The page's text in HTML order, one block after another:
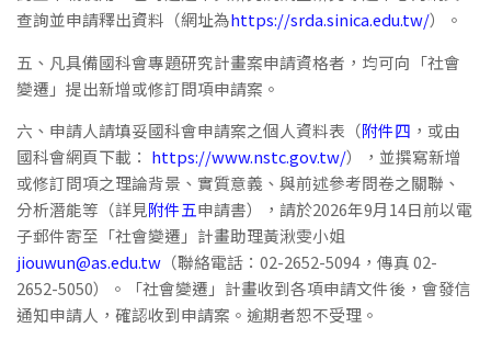
查詢並申請釋出資料（網址為https://srda.sinica.edu.tw/）。
五、凡具備國科會專題研究計畫案申請資格者，均可向「社會
變遷」提出新增或修訂問項申請案。
六、申請人請填妥國科會申請案之個人資料表（附件四 ，或由
國科會網頁下載： https://www.nstc.gov.tw/），並撰寫新增
或修訂問項之理論背景、實質意義、與前述參考問卷之關聯、
分析潛能等（詳見附件五申請書），請於2026年9月14日前以電
子郵件寄至「社會變遷」計畫助理黃湫雯小姐
jiouwun@as.edu.tw（聯絡電話：02-2652-5094，傳真 02-
2652-5050）。「社會變遷」計畫收到各項申請文件後，會發信
通知申請人，確認收到申請案。逾期者恕不受理。